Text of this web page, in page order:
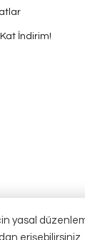
yasal
erişebilirsiniz.
İndirim!